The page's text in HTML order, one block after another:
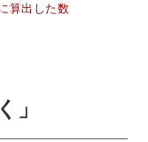
算出した数
」